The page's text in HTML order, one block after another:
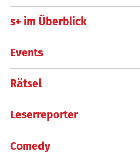
s+ im Überblick
Events
Rätsel
Leserreporter
Comedy